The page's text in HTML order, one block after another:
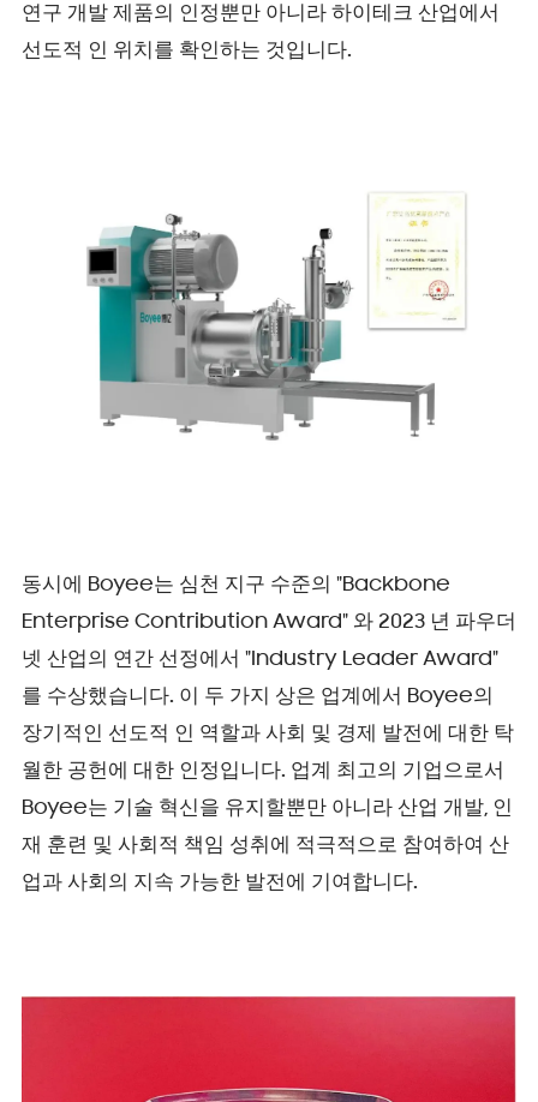
연구 개발 제품의 인정뿐만 아니라 하이테크 산업에서
선도적 인 위치를 확인하는 것입니다.
동시에 Boyee는 심천 지구 수준의 "Backbone
Enterprise Contribution Award" 와 2023 년 파우더
넷 산업의 연간 선정에서 "Industry Leader Award"
를 수상했습니다. 이 두 가지 상은 업계에서 Boyee의
장기적인 선도적 인 역할과 사회 및 경제 발전에 대한 탁
월한 공헌에 대한 인정입니다. 업계 최고의 기업으로서
Boyee는 기술 혁신을 유지할뿐만 아니라 산업 개발, 인
재 훈련 및 사회적 책임 성취에 적극적으로 참여하여 산
업과 사회의 지속 가능한 발전에 기여합니다.